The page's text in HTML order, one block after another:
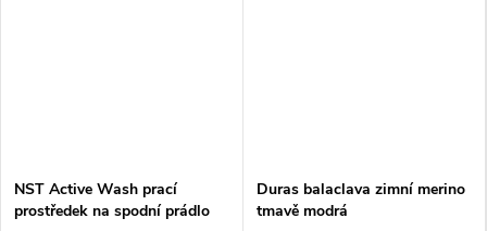
NST Active Wash prací
prostředek na spodní prádlo
Duras balaclava zimní merino
tmavě modrá